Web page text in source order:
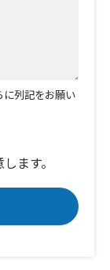
に列記をお願い
ます。